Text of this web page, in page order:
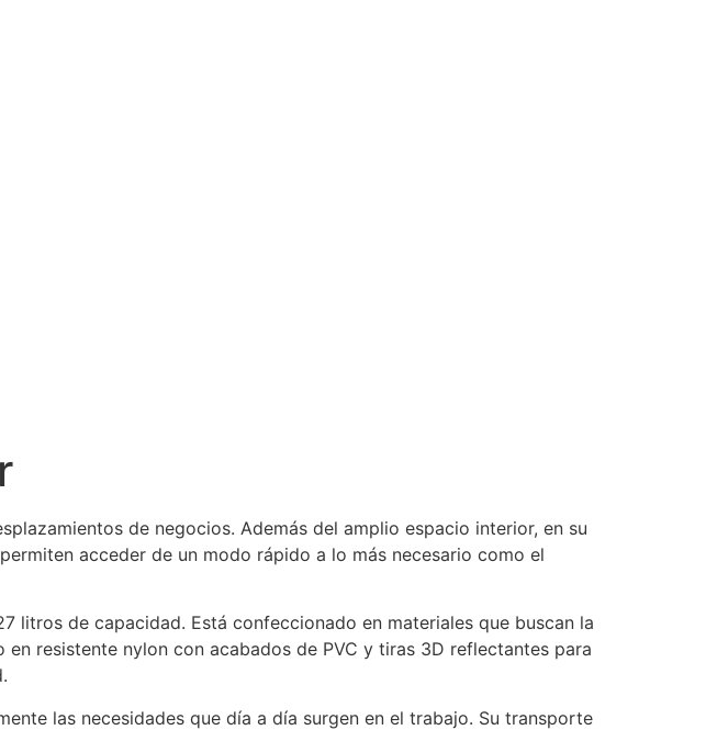
de negocios. Además del amplio espacio interior, en su
acceder de un modo rápido a lo más necesario como el
litros de capacidad. Está confeccionado en materiales que buscan la
resistente nylon con acabados de PVC y tiras 3D reflectantes para
las necesidades que día a día surgen en el trabajo. Su transporte